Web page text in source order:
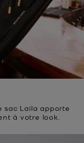
sac Laila apporte
à votre look.